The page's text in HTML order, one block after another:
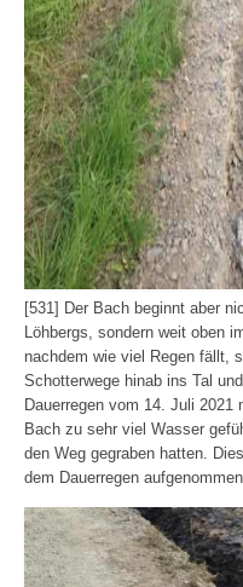
[531] Der Bach beginnt aber
Löhbergs, sondern weit oben
nachdem wie viel Regen fällt,
Schotterwege hinab ins Tal
Dauerregen vom 14. Juli 2021
Bach zu sehr viel Wasser
den Weg gegraben hatten.
dem Dauerregen